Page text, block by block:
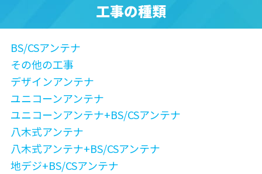
工事の種類
BS/CSアンテナ
その他の工事
デザインアンテナ
ユニコーンアンテナ
ユニコーンアンテナ+BS/CSアンテナ
八木式アンテナ
八木式アンテナ+BS/CSアンテナ
地デジ+BS/CSアンテナ